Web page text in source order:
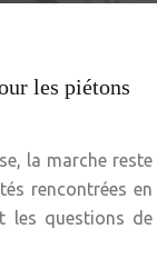
les piétons
la marche reste
rencontrées en
les questions de